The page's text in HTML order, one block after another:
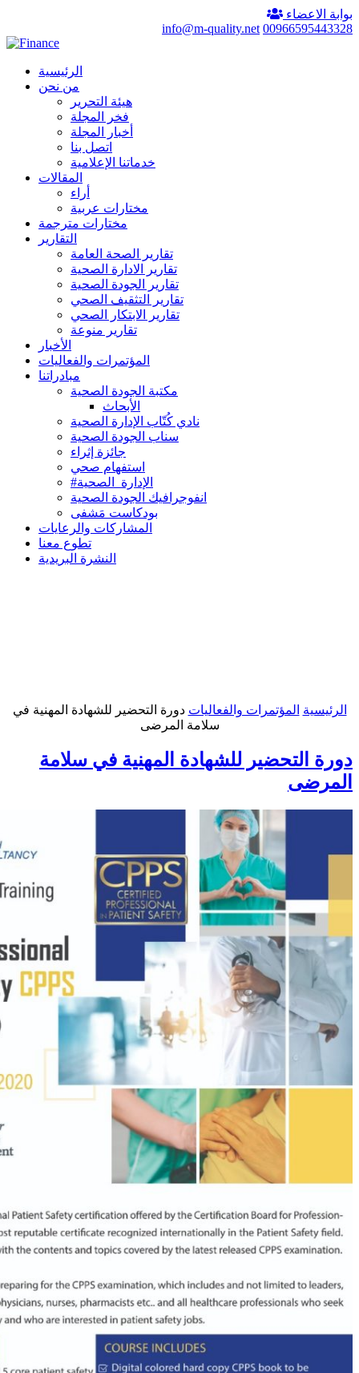
بوابة الاعضاء
00966595443328
info@m-quality.net
الرئيسية
من نحن
هيئة التحرير
فخر المجلة
أخبار المجلة
اتصل بنا
خدماتنا الإعلامية
المقالات
أراء
مختارات عربية
مختارات مترجمة
التقارير
تقارير الصحة العامة
تقارير الادارة الصحية
تقارير الجودة الصحية
تقارير التثقيف الصحي
تقارير الابتكار الصحي
تقارير منوعة
الأخبار
المؤتمرات والفعاليات
مبادراتنا
مكتبة الجودة الصحية
الأبحاث
نادي كُتّاب الإدارة الصحية
سناب الجودة الصحية
جائزة إثراء
استفهام صحي
#الإدارة_الصحية
انفوجرافيك الجودة الصحية
بودكاست مَشفى
المشاركات والرعايات
تطوع معنا
النشرة البريدية
الرئيسية المؤتمرات والفعاليات دورة التحضير للشهادة المهنية في
سلامة المرضى
دورة التحضير للشهادة المهنية في سلامة
المرضى